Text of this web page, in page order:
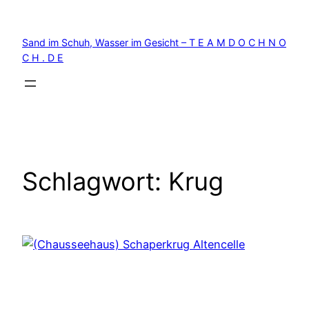
springen
Sand im Schuh, Wasser im Gesicht – T E A M D O C H N O
C H . D E
Schlagwort: Krug